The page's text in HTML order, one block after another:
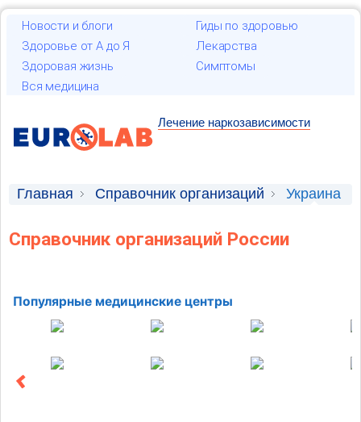
Новости и блоги
Гиды по здоровью
Здоровье от А до Я
Лекарства
Здоровая жизнь
Симптомы
Вся медицина
Лечение наркозависимости
Главная Справочник организаций Украина
Справочник организаций России
Популярные медицинские центры